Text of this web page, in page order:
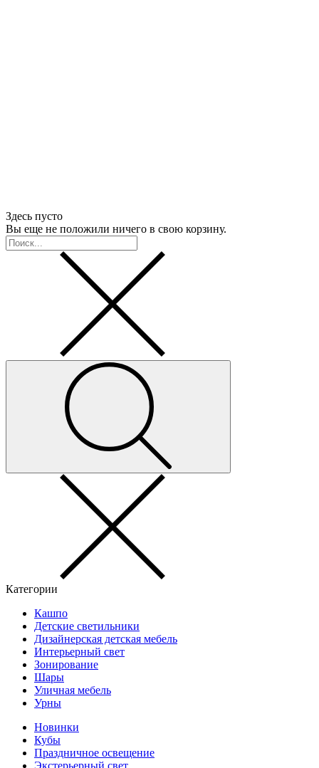
Здесь пусто
Вы еще не положили ничего в свою корзину.
Категории
Кашпо
Детские светильники
Дизайнерская детская мебель
Интерьерный свет
Зонирование
Шары
Уличная мебель
Урны
Новинки
Кубы
Праздничное освещение
Экстерьерный свет